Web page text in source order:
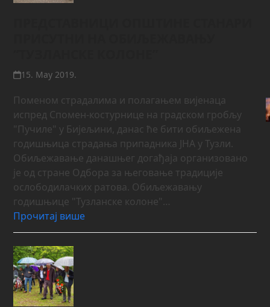
15. May 2019.
Поменом страдалима и полагањем вијенаца
испред Спомен-костурнице на градском гробљу
"Пучиле" у Бијељини, данас ће бити обиљежена
годишњица страдања припадника ЈНА у Тузли.
Обиљежавање данашњег догађаја организовано
је од стране Одбора за његовање традиције
ослободилачких ратова. Обиљежавању
годишњице "Тузланске колоне"…
Прочитај више